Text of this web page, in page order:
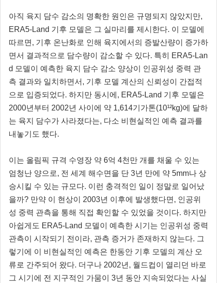
아직 육지 담수 감소의 명확한 원인은 규명되지 않았지만,
ERA5-Land 기후 모델은 그 실마리를 제시한다. 이 모델에
따르면, 기후 온난화로 인해 육지에서의 증발산량이 증가하
면서 결과적으로 담수량이 감소할 수 있다. 특히 ERA5-Lan
d 모델이 예측한 육지 담수 감소 양상이 인공위성 중력 관
측 결과와 일치하면서, 기후 모델 계산의 신뢰성이 간접적
으로 입증되었다. 하지만 동시에, ERA5-Land 기후 모델은
2000년부터 2002년 사이에 약 1,614기가톤(10¹²kg)에 달하
는 육지 담수가 사라졌다는, 다소 비현실적인 예측 결과를
내놓기도 했다.
이는 올림픽 규격 수영장 약 6억 4천만 개를 채울 수 있는
엄청난 양으로, 전 세계 해수면을 단 3년 만에 약 5mm나 상
승시킬 수 있는 규모다. 이런 충격적인 일이 정말로 일어났
을까? 만약 이 현상이 2003년 이후에 발생했다면, 인공위
성 중력 관측을 통해 직접 확인할 수 있었을 것이다. 하지만
아쉽게도 ERA5-Land 모델이 예측한 시기는 인공위성 중력
관측이 시작되기 전이라, 관측 증거가 존재하지 않는다. 그
렇기에 이 비현실적인 예측은 한동안 기후 모델의 계산 오
류로 간주되어 왔다. 더구나 2002년, 월드컵이 열리던 바로
그 시기에 전 지구적인 가뭄이 3년 동안 지속되었다는 사실